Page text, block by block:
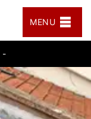
MENU
-